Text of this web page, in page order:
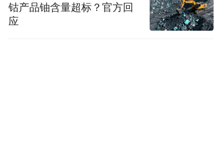
钴产品铀含量超标？官方回
应